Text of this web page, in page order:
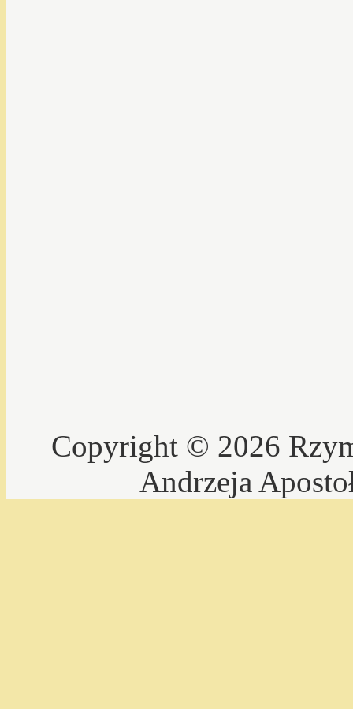
Copyright © 2026
Andrzeja